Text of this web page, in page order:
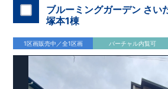
間取りのポイント
■ 1
号棟 LDK約19.5 帖 のゆとりあるリビング
感があります。
■共通
・主寝室は将来仕切れる可変型プラン ・2
クインクローゼット設置
太陽光発電（フラットプラン）採用 月額サ
ブルーミングガーデン さい
塚本1棟
1区画販売中／全1区画 バーチャル内覧可